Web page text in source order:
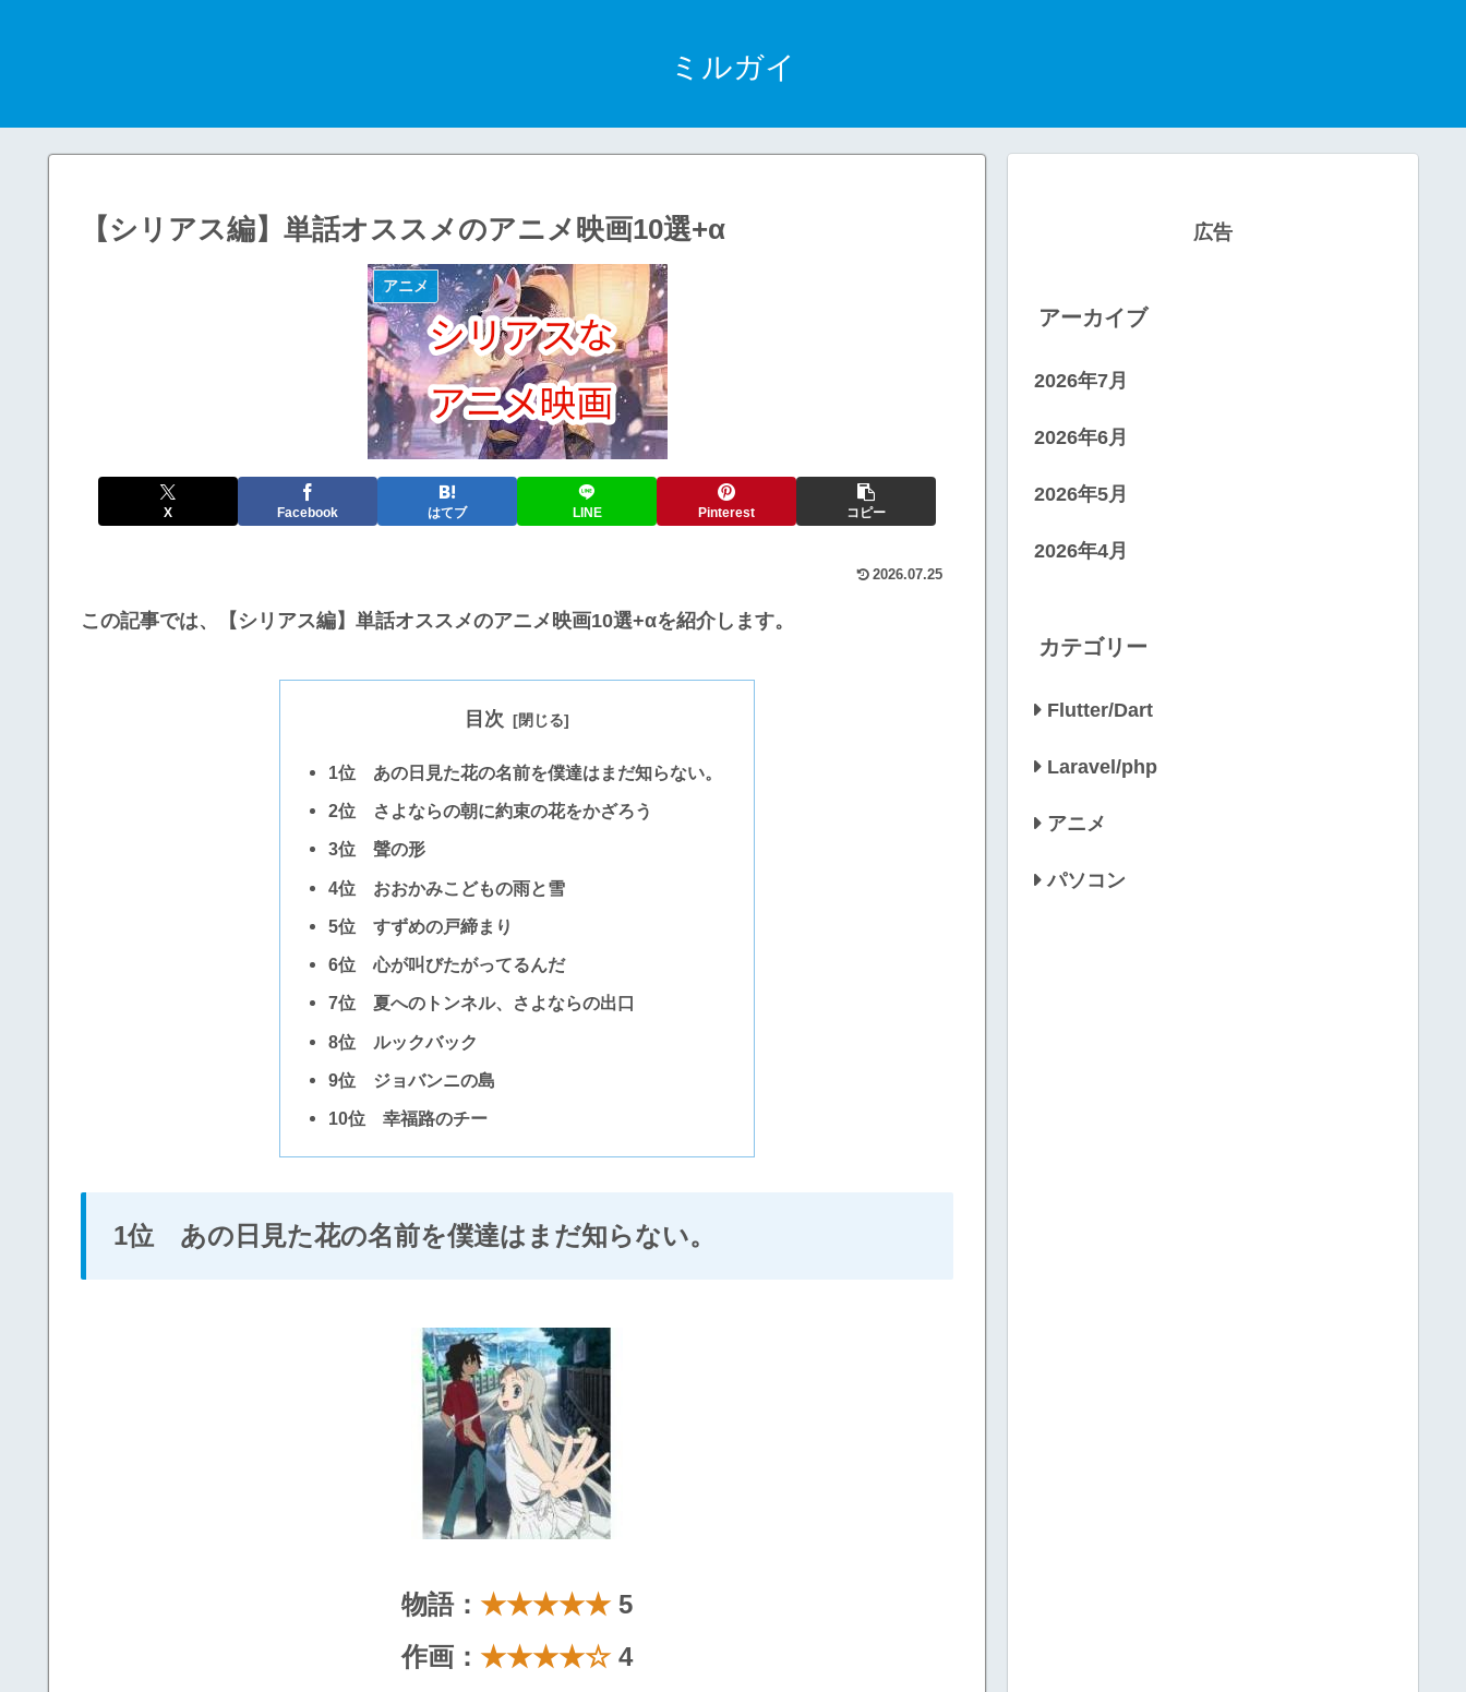
ミルガイ
【シリアス編】単話オススメのアニメ映画10選+α
アニメ
X Facebook はてブ LINE Pinterest コピー
2026.07.25
この記事では、【シリアス編】単話オススメのアニメ映画10選+αを紹介します。
目次
1位 あの日見た花の名前を僕達はまだ知らない。
2位 さよならの朝に約束の花をかざろう
3位 聲の形
4位 おおかみこどもの雨と雪
5位 すずめの戸締まり
6位 心が叫びたがってるんだ
7位 夏へのトンネル、さよならの出口
8位 ルックバック
9位 ジョバンニの島
10位 幸福路のチー
1位 あの日見た花の名前を僕達はまだ知らない。
物語： ★★★★★ 5
作画： ★★★★☆ 4
広告
アーカイブ
2026年7月
2026年6月
2026年5月
2026年4月
カテゴリー
Flutter/Dart
Laravel/php
アニメ
パソコン